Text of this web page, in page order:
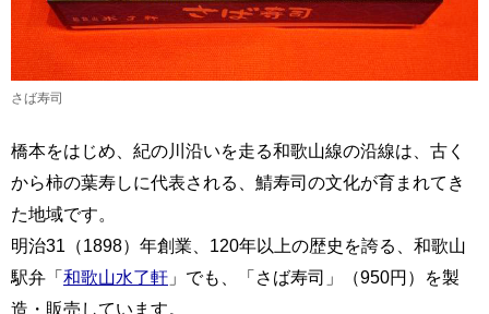
さば寿司
橋本をはじめ、紀の川沿いを走る和歌山線の沿線は、古く
から柿の葉寿しに代表される、鯖寿司の文化が育まれてき
た地域です。
明治31（1898）年創業、120年以上の歴史を誇る、和歌山
駅弁「和歌山水了軒 」でも、「さば寿司」（950円）を製
造・販売しています。